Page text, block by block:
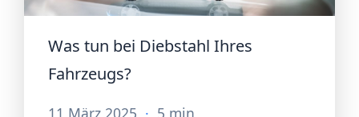
Was tun bei Diebstahl Ihres
Fahrzeugs?
11 März 2025 · 5 min